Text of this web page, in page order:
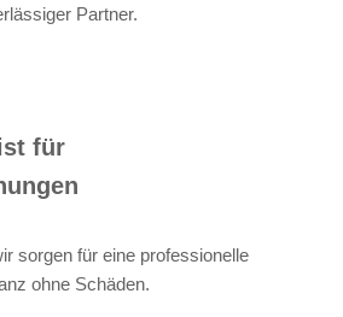
Partner.
für
sorgen für eine professionelle
ohne Schäden.